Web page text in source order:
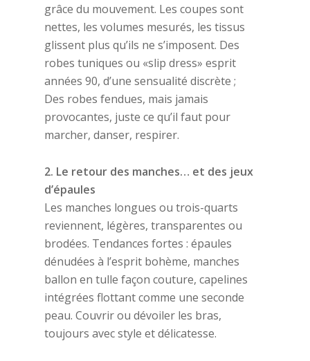
grâce du mouvement. Les coupes sont
nettes, les volumes mesurés, les tissus
glissent plus qu’ils ne s’imposent. Des
robes tuniques ou «slip dress» esprit
années 90, d’une sensualité discrète ;
Des robes fendues, mais jamais
provocantes, juste ce qu’il faut pour
marcher, danser, respirer.
2. Le retour des manches… et des jeux
d’épaules
Les manches longues ou trois-quarts
reviennent, légères, transparentes ou
brodées. Tendances fortes : épaules
dénudées à l’esprit bohème, manches
ballon en tulle façon couture, capelines
intégrées flottant comme une seconde
peau. Couvrir ou dévoiler les bras,
toujours avec style et délicatesse.